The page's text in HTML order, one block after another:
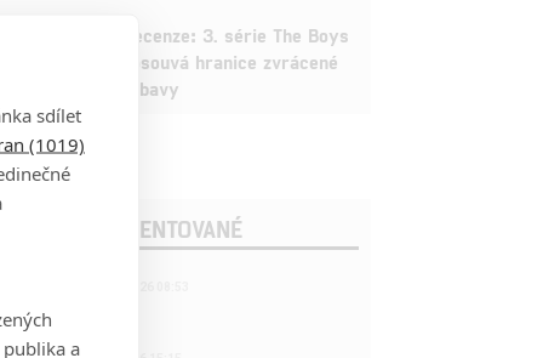
Recenze: 3. série The Boys
posouvá hranice zvrácené
zábavy
KOMENTOVANÉ
彈專家
sdílet
(1019)
a